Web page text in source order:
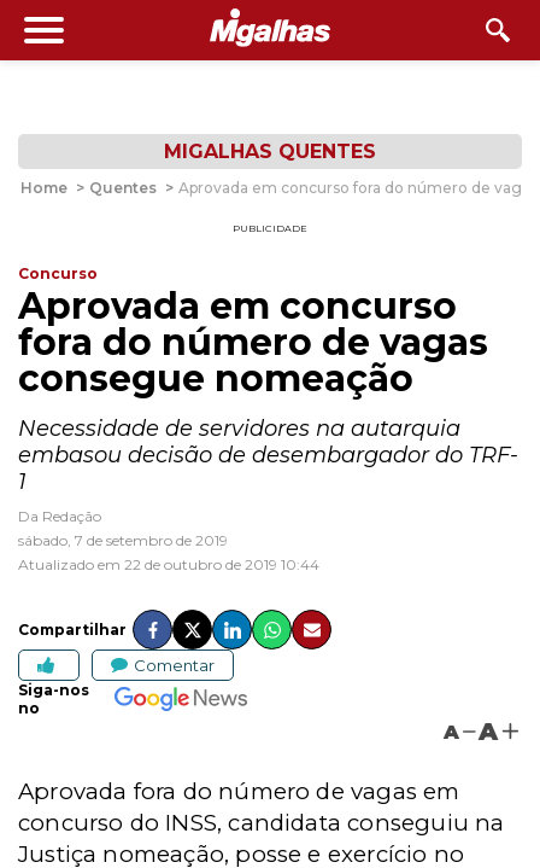
MIGALHAS QUENTES
Home > Quentes > Aprovada em concurso fora do número de
PUBLICIDADE
Concurso
Aprovada em concurso
fora do número de vagas
consegue nomeação
Necessidade de servidores na autarquia
embasou decisão de desembargador do TRF-
1
Da Redação
sábado, 7 de setembro de 2019
Atualizado em 22 de outubro de 2019 10:44
Compartilhar
Comentar
Siga-nos
no
A A
Aprovada fora do número de vagas em
concurso do INSS, candidata conseguiu na
Justiça nomeação, posse e exercício no